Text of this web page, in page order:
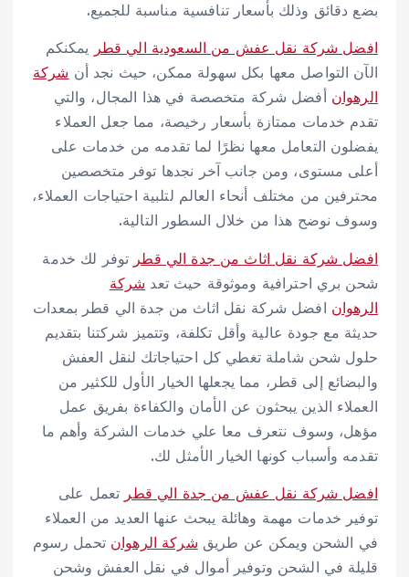
بضع دقائق وذلك بأسعار تنافسية مناسبة للجميع.
افضل شركة نقل عفش من السعودية الي قطر يمكنكم
الآن التواصل معها بكل سهولة ممكن، حيث نجد أن شركة
الرهوان أفضل شركة متخصصة في هذا المجال، والتي
تقدم خدمات ممتازة بأسعار رخيصة، مما جعل العملاء
يفضلون التعامل معها نظرًا لما تقدمه من خدمات على
أعلى مستوى، ومن جانب آخر نجدها توفر متخصصين
محترفين من مختلف أنحاء العالم لتلبية احتياجات العملاء،
وسوف نوضح هذا من خلال السطور التالية.
افضل شركة نقل اثاث من جدة الي قطر توفر لك خدمة
شحن بري احترافية وموثوقة حيث تعد شركة
الرهوان افضل شركة نقل اثاث من جدة الي قطر بمعدات
حديثة مع جودة عالية وأقل تكلفة، وتتميز شركتنا بتقديم
حلول شحن شاملة تغطي كل احتياجاتك لنقل العفش
والبضائع إلى قطر، مما يجعلها الخيار الأول للكثير من
العملاء الذين يبحثون عن الأمان والكفاءة بفريق عمل
مؤهل، وسوف نتعرف معا علي خدمات الشركة وأهم ما
تقدمه وأسباب كونها الخيار الأمثل لك.
افضل شركة نقل عفش من جدة الي قطر تعمل على
توفير خدمات مهمة وهائلة يبحث عنها العديد من العملاء
في الشحن ويمكن عن طريق شركة الرهوان تحمل رسوم
قليلة في الشحن وتوفير أموال في نقل العفش وشحن